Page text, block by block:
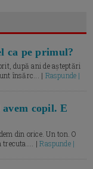
ca pe primul?
după ani de așteptări
însărc... | Raspunde |
avem copil. E
din orice. Un ton. O
trecuta.... |Raspunde |